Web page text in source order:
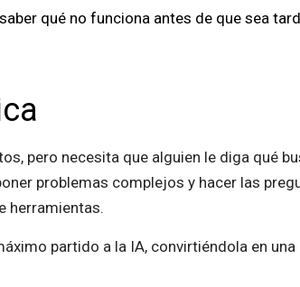
qué no funciona antes de que sea
pero necesita que alguien le diga qué
problemas complejos y hacer las
herramientas.
partido a la IA, convirtiéndola en